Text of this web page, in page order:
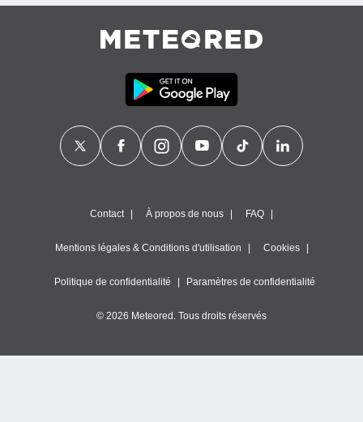
Contact À propos de nous FAQ
Mentions légales & Conditions d'utilisation Cookies
Politique de confidentialité Paramètres de confidentialité
© 2026 Meteored. Tous droits réservés